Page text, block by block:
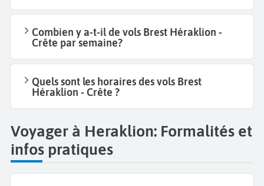
Combien y a-t-il de vols Brest Héraklion -
Crête par semaine?
Quels sont les horaires des vols Brest
Héraklion - Crête ?
Voyager à Heraklion: Formalités et
infos pratiques